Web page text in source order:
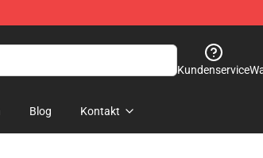
Kundenservice
Blog Kontakt